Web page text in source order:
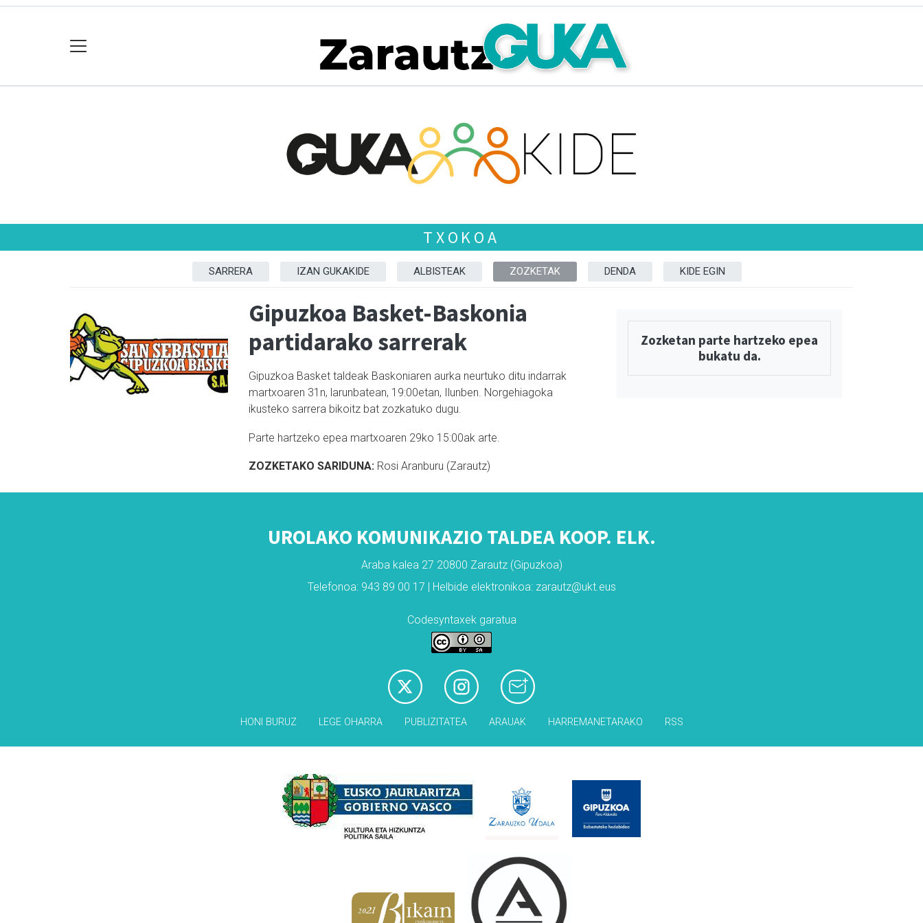
TXOKOA
SARRERA IZAN GUKAKIDE ALBISTEAK ZOZKETAK DENDA KIDE EGIN
Gipuzkoa Basket-Baskonia
partidarako sarrerak
Gipuzkoa Basket taldeak Baskoniaren aurka neurtuko ditu indarrak
martxoaren 31n, larunbatean, 19:00etan, Ilunben. Norgehiagoka
ikusteko sarrera bikoitz bat zozkatuko dugu.
Parte hartzeko epea martxoaren 29ko 15:00ak arte.
ZOZKETAKO SARIDUNA:Rosi Aranburu (Zarautz)
Zozketan parte hartzeko epea
bukatu da.
UROLAKO KOMUNIKAZIO TALDEA KOOP. ELK.
Araba kalea 27 20800 Zarautz (Gipuzkoa)
Telefonoa: 943 89 00 17 | Helbide elektronikoa: zarautz@ukt.eus
Codesyntaxek garatua
HONI BURUZ LEGE OHARRA PUBLIZITATEA ARAUAK HARREMANETARAKO RSS